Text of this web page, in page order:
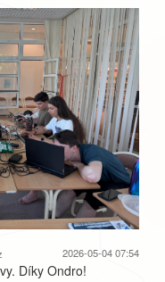
2026-05-04 07:54
Díky Ondro!